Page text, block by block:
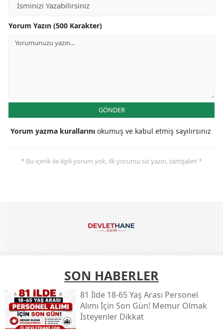
Yorum Yazın (500 Karakter)
GÖNDER
Yorum yazma kurallarını okumuş ve kabul etmiş sayılırsınız
* Bu içerik ile ilgili yorum yok, ilk yorumu siz yazın, tartışalım *
SON HABERLER
81 İlde 18-65 Yaş Arası Personel
Alımı İçin Son Gün! Memur Olmak
İsteyenler Dikkat